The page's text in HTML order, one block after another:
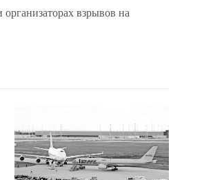
взрывов на